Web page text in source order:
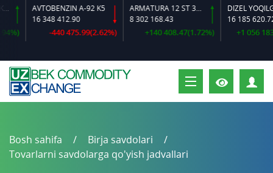
AVTOBENZIN A-92 K5
16 348 412.90
-440 475.99(2.62%)
ARMATURA 12 ST 35 GS O‘LCHAMLI
8 302 168.43
+140 408.47(1.72%)
DIZEL
16 185 620.72
+1 056
Bosh sahifa
Birja savdolari
Tovarlarni savdolarga qo'yish jadvallari